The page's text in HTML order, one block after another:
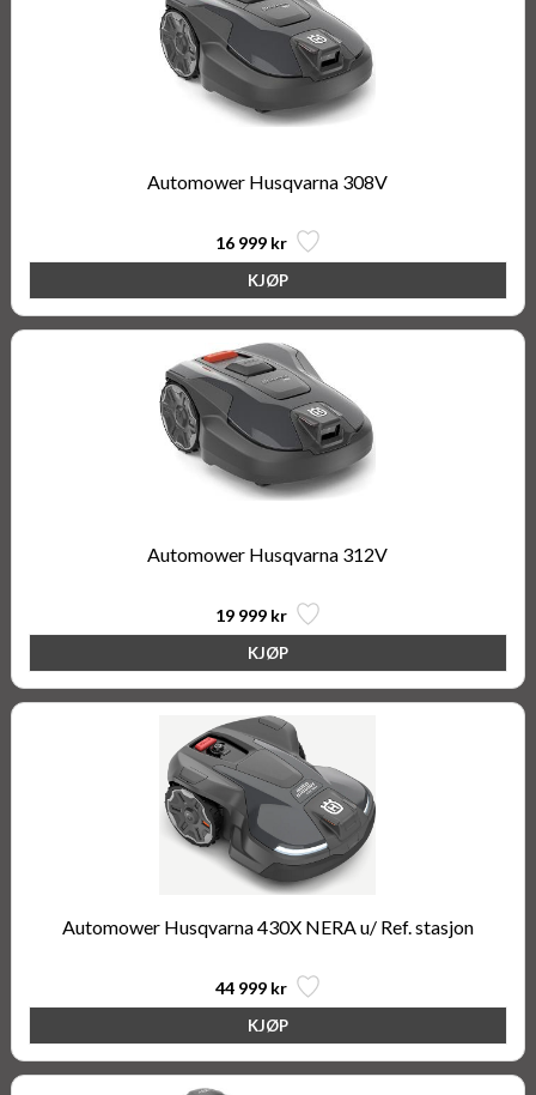
Automower Husqvarna 308V
16 999 kr
Automower Husqvarna 312V
19 999 kr
Automower Husqvarna 430X NERA u/ Ref. stasjon
44 999 kr